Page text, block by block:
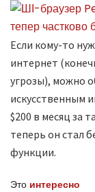
Если кому-то
интернет
угрозы), можно
искусственным
$200 в месяц за
теперь он стал
функции.
Это интересно